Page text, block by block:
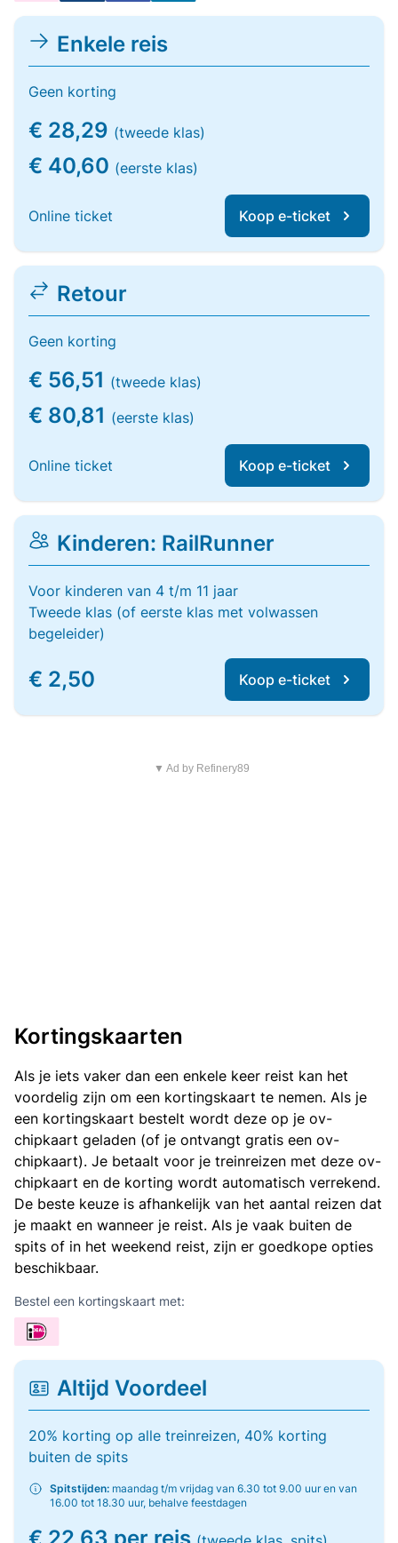
Enkele reis
Geen korting
€ 28,29 (tweede klas)
€ 40,60 (eerste klas)
Online ticket Koop e-ticket
Retour
Geen korting
€ 56,51 (tweede klas)
€ 80,81 (eerste klas)
Online ticket Koop e-ticket
Kinderen: RailRunner
Voor kinderen van 4 t/m 11 jaar
Tweede klas (of eerste klas met volwassen
begeleider)
€ 2,50 Koop e-ticket
▼ Ad by Refinery89
Kortingskaarten
Als je iets vaker dan een enkele keer reist kan het
voordelig zijn om een kortingskaart te nemen. Als je
een kortingskaart bestelt wordt deze op je ov-
chipkaart geladen (of je ontvangt gratis een ov-
chipkaart). Je betaalt voor je treinreizen met deze ov-
chipkaart en de korting wordt automatisch verrekend.
De beste keuze is afhankelijk van het aantal reizen dat
je maakt en wanneer je reist. Als je vaak buiten de
spits of in het weekend reist, zijn er goedkope opties
beschikbaar.
Bestel een kortingskaart met:
Altijd Voordeel
20% korting op alle treinreizen, 40% korting
buiten de spits
Spitstijden: maandag t/m vrijdag van 6.30 tot 9.00 uur en van
16.00 tot 18.30 uur, behalve feestdagen